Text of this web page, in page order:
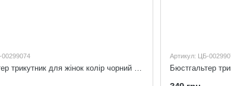
Бюстгальтер трикутник для жінок колір чорний 90B
Артикул: ЦБ-